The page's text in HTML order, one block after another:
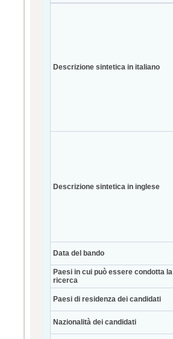
Descrizione sintetica in italiano
Descrizione sintetica in inglese
Data del bando
Paesi in cui può essere condotta la
ricerca
Paesi di residenza dei candidati
Nazionalità dei candidati